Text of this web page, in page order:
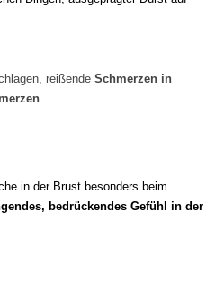
reißende Schmerzen in
in der Brust besonders beim
bedrückendes Gefühl in der